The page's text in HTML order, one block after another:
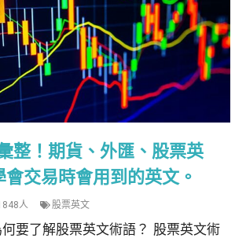
整！期貨、外匯、股票英
交易時會用到的英文。
人 股票英文
要了解股票英文術語？ 股票英文術